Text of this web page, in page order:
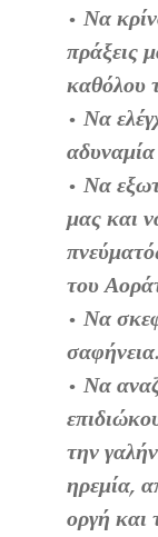
• Να
πράξεις
καθόλου
• Να
• Να
μας και
του
• Να
σαφήνεια.
• Να
την
ηρεμία,
οργή και